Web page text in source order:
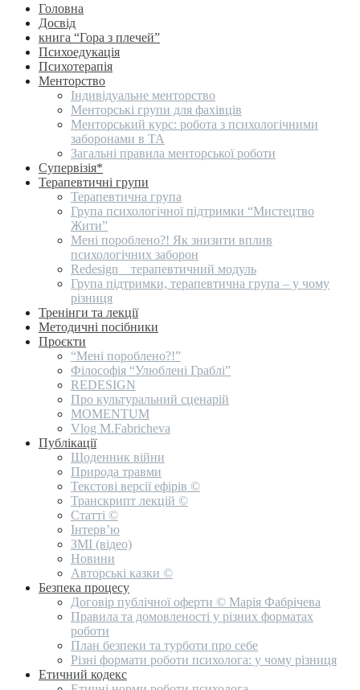
Головна
Досвід
книга “Гора з плечей”
Психоедукація
Психотерапія
Менторство
Індивідуальне менторство
Менторські групи для фахівців
Менторський курс: робота з психологічними
заборонами в ТА
Загальні правила менторської роботи
Супервізія*
Терапевтичні групи
Терапевтична група
Група психологічної підтримки “Мистецтво
Жити”
Мені пороблено?! Як знизити вплив
психологічних заборон
Redesign _ терапевтичний модуль
Група підтримки, терапевтична група – у чому
різниця
Тренінги та лекції
Методичні посібники
Проєкти
“Мені пороблено?!”
Філософія “Улюблені Граблі”
REDESIGN
Про культуральний сценарій
MOMENTUM
Vlog M.Fabricheva
Публікації
Щоденник війни
Природа травми
Текстові версії ефірів ©
Транскрипт лекцій ©
Статті ©
Інтерв’ю
ЗМІ (відео)
Новини
Авторські казки ©
Безпека процесу
Договір публічної оферти © Марія Фабрічева
Правила та домовленості у різних форматах
роботи
План безпеки та турботи про себе
Різні формати роботи психолога: у чому різниця
Етичний кодекс